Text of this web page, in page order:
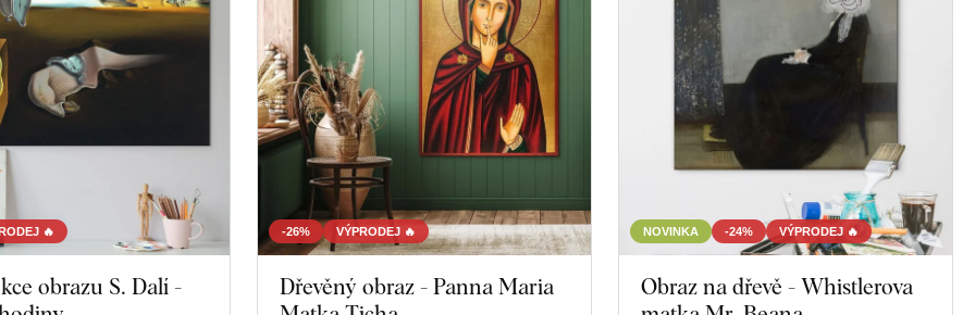
🔥
obrazu S. Dalí -
-26% VÝPRODEJ 🔥
Dřevěný obraz - Panna Maria
NOVINKA -24% VÝPRODEJ 🔥
Obraz na dřevě - Whistlerova